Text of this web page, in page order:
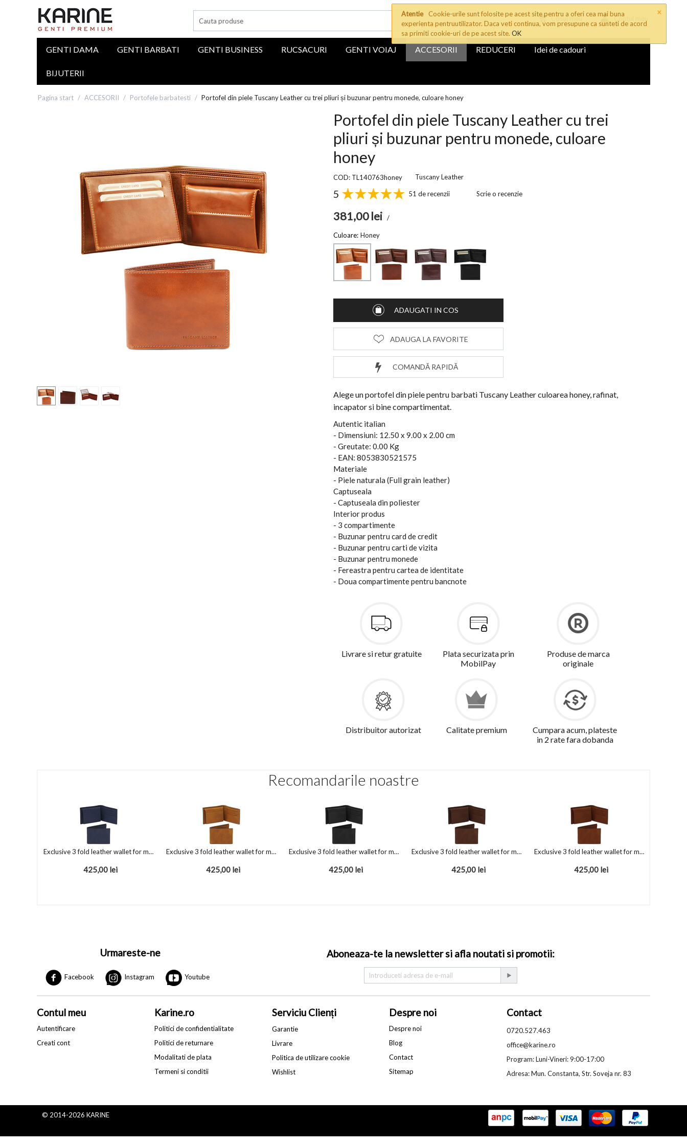
×
Atentie
Cookie-urile sunt folosite pe acest site pentru a oferi cea mai buna
experienta pentruutilizator. Daca veti continua, vom presupune ca sunteti de acord
sa primiti cookie-uri de pe acest site.OK
Cosul meu Contul meu
GENTI DAMA GENTI BARBATI GENTI BUSINESS RUCSACURI GENTI VOIAJ ACCESORII REDUCERI Idei de cadouri
BIJUTERII
Pagina start / ACCESORII / Portofele barbatesti / Portofel din piele Tuscany Leather cu trei pliuri și buzunar pentru monede, culoare honey
Portofel din piele Tuscany Leather cu trei
pliuri și buzunar pentru monede, culoare
honey
COD: TL140763honey Tuscany Leather
5 51 de recenzii Scrie o recenzie
381,00lei /
Culoare: Honey
ADAUGATI IN COS
COMANDĂ RAPIDĂ
ADAUGA LA FAVORITE
Alege un portofel din piele pentru barbati Tuscany Leather culoarea honey, rafinat,
incapator si bine compartimentat.
Autentic italian
- Dimensiuni: 12.50 x 9.00 x 2.00 cm
- Greutate: 0.00 Kg
- EAN: 8053830521575
Materiale
- Piele naturala (Full grain leather)
Captuseala
- Captuseala din poliester
Interior produs
- 3 compartimente
- Buzunar pentru card de credit
- Buzunar pentru carti de vizita
- Buzunar pentru monede
- Fereastra pentru cartea de identitate
- Doua compartimente pentru bancnote
Livrare si retur gratuite
Plata securizata prin
MobilPay
Produse de marca
originale
Distribuitor autorizat Calitate premium
Cumpara acum, plateste
in 2 rate fara dobanda
Recomandarile noastre
Exclusive 3 fold leather wallet for men Dark Blue
425,00 lei
Exclusive 3 fold leather wallet for men Natural
425,00 lei
Exclusive 3 fold leather wallet for men Black
425,00 lei
Exclusive 3 fold leather wallet for men Dark Brown
425,00 lei
Exclusive 3 fold leather wallet for men Brown
425,00 lei
Urmareste-ne
Facebook Instagram Youtube
Aboneaza-te la newsletter si afla noutati si promotii:
Contul meu
Autentificare
Creati cont
Karine.ro
Politici de confidentialitate
Politici de returnare
Modalitati de plata
Termeni si conditii
Serviciu Clienți
Garantie
Livrare
Politica de utilizare cookie
Wishlist
Despre noi
Despre noi
Blog
Contact
Sitemap
Contact
0720.527.463
office@karine.ro
Program: Luni-Vineri: 9:00-17:00
Adresa: Mun. Constanta, Str. Soveja nr. 83
© 2014-2026 KARINE